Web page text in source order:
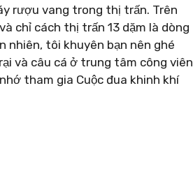
rượu vang trong thị trấn. Trên
chỉ cách thị trấn 13 dặm là dòng
nhiên, tôi khuyên bạn nên ghé
và câu cá ở trung tâm công viên
tham gia Cuộc đua khinh khí